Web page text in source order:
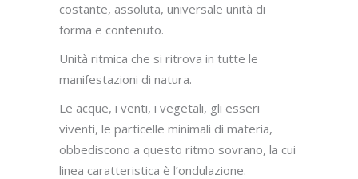
costante, assoluta, universale unità di
forma e contenuto.
Unità ritmica che si ritrova in tutte le
manifestazioni di natura.
Le acque, i venti, i vegetali, gli esseri
viventi, le particelle minimali di materia,
obbediscono a questo ritmo sovrano, la cui
linea caratteristica è l’ondulazione.